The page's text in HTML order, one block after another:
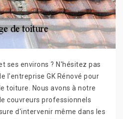
ses environs ? N'hésitez pas
l'entreprise GK Rénové pour
toiture. Nous avons à notre
couvreurs professionnels
d'intervenir même dans les